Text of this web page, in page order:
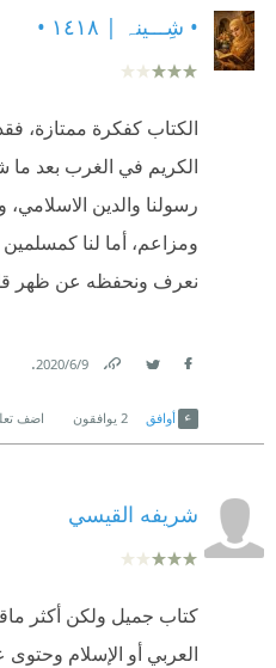
• شِـــينہ | ١٤١٨ •
الكتاب كفكرة ممتازة،
الكريم في الغرب بعد
رسولنا والدين
ومزاعم، أما لنا
نعرف ونحفظه عن ظهر
9‏/6‏/2020
.
أوافق 2 يوافقون اضف
شريفه القيسي
كتاب جميل ولكن أكثر
العربي أو الإسلام